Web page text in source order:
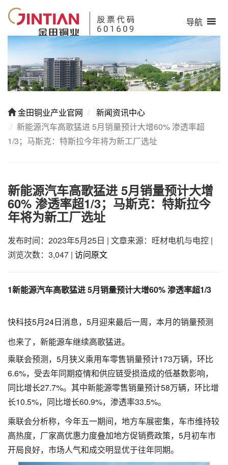
导航
金田铜业产业官网
新闻资讯中心
​​新能源汽车高歌猛进 5月销量预计大增60% 渗透率超
1/3；马斯克：特斯拉今年将为新工厂选址
​​新能源汽车高歌猛进 5月销量预计大增
60% 渗透率超1/3；马斯克：特斯拉今
年将为新工厂选址
发布时间：2023年5月25日 | 文章来源：旺材电机与电控 |
浏览次数：3,047 | 访问原文
1新能源汽车高歌猛进 5月销量预计大增60% 渗透率超1/3
快科技5月24日消息，5月迎来最后一周，本月的销量预测
也来了，新能源车继续高歌猛进。
乘联会预测，5月狭义乘用车零售销量预计173万辆，环比
6.6%，受去年同期疫情和供应链受损造成的低基数影响，
同比增长27.7%。其中新能源零售销量预计58万辆，环比增
长10.5%，同比增长60.9%，渗透率33.5%。
乘联会分析称，今年五一期间，地方车展密集，车市维持较
高热度，厂家高优惠力度叠加地方促销费政策，5月初车市
开局良好，市场人气和成交明显优于往年同期。